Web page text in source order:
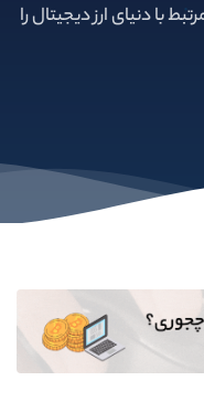
با دنیای ارز دیجیتال را